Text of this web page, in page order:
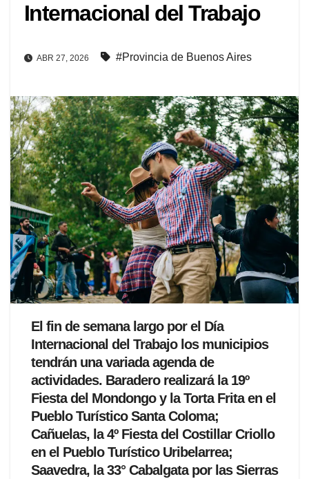
Internacional del Trabajo
ABR 27, 2026 #Provincia de Buenos Aires
El fin de semana largo por el Día
Internacional del Trabajo los municipios
tendrán una variada agenda de
actividades. Baradero realizará la 19º
Fiesta del Mondongo y la Torta Frita en el
Pueblo Turístico Santa Coloma;
Cañuelas, la 4º Fiesta del Costillar Criollo
en el Pueblo Turístico Uribelarrea;
Saavedra, la 33° Cabalgata por las Sierras